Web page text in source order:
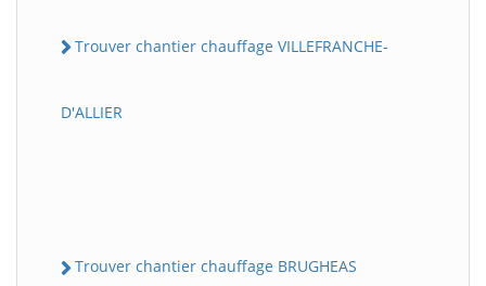
Trouver chantier chauffage VILLEFRANCHE-
D'ALLIER
Trouver chantier chauffage BRUGHEAS